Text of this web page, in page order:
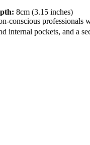
8cm (3.15 inches)
conscious
pockets, and a